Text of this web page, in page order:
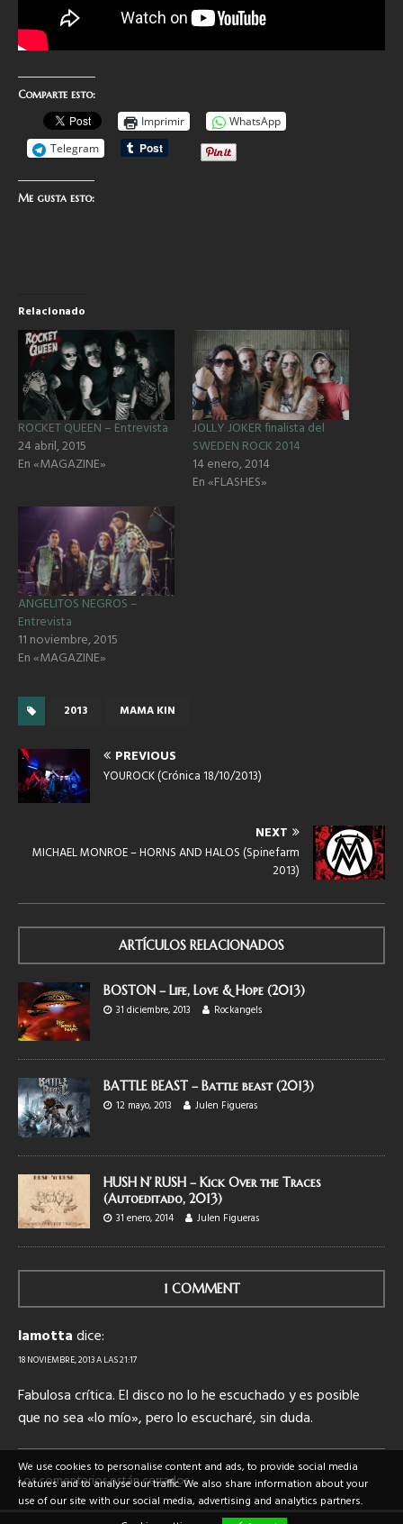
Comparte esto:
Imprimir
WhatsApp
Telegram
Me gusta esto:
Relacionado
ROCKET QUEEN – Entrevista
24 abril, 2015
En «MAGAZINE»
JOLLY JOKER finalista del
SWEDEN ROCK 2014
14 enero, 2014
En «FLASHES»
ANGELITOS NEGROS –
Entrevista
11 noviembre, 2015
En «MAGAZINE»
2013 MAMA KIN
PREVIOUS
YOUROCK (Crónica 18/10/2013)
NEXT
MICHAEL MONROE – HORNS AND HALOS (Spinefarm
2013)
ARTÍCULOS RELACIONADOS
BOSTON – Life, Love & Hope (2013)
31 diciembre, 2013
Rockangels
BATTLE BEAST – Battle beast (2013)
12 mayo, 2013
Julen Figueras
HUSH N’ RUSH – Kick Over the Traces
(Autoeditado, 2013)
31 enero, 2014
Julen Figueras
1 COMMENT
lamottadice:
18 NOVIEMBRE, 2013 A LAS 21:17
Fabulosa crítica. El disco no lo he escuchado y es posible
que no sea «lo mío», pero lo escucharé, sin duda.
Los comentarios están cerrados.
We use cookies to personalise content and ads, to provide social media
features and to analyse our traffic. We also share information about your
use of our site with our social media, advertising and analytics partners.